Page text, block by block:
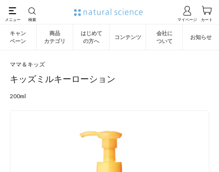
キャン
ペーン
商品
カテゴリ
はじめて
の方へ
コンテンツ
会社に
ついて
お知らせ
ママ＆キッズ
キッズミルキーローション
200ml